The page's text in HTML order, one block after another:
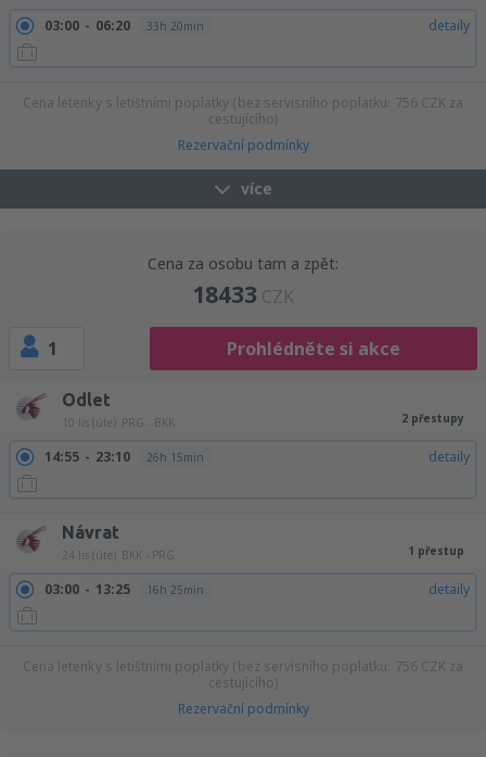
03:00 06:20 33h 20min detaily
Cena letenky s letištními poplatky (bez servisního poplatku: 756 CZK za
cestujícího)
Rezervační podmínky
více
Cena za osobu tam a zpět:
18433 CZK
1 Prohlédněte si akce
Odlet
10 lis (úte) PRG - BKK 2 přestupy
14:55 23:10 26h 15min detaily
Návrat
24 lis (úte) BKK - PRG 1 přestup
03:00 13:25 16h 25min detaily
Cena letenky s letištními poplatky (bez servisního poplatku: 756 CZK za
cestujícího)
Rezervační podmínky